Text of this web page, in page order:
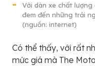
Với dàn xe chất
đem đến những trải
(nguồn: internet)
Có thể thấy, với rất
mức giá mà The